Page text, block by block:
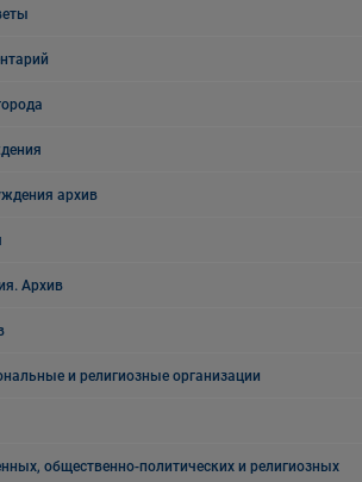
архив
Архив
и религиозные организации
общественно-политических и религиозных